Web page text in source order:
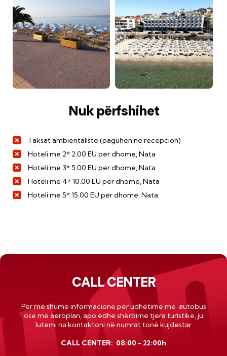
Nuk përfshihet
Taksat ambientaliste (paguhen ne recepcion)
Hoteli me 2* 2.00 EU per dhome, Nata
Hoteli me 3* 5.00 EU per dhome, Nata
Hoteli me 4* 10.00 EU per dhome, Nata
Hoteli me 5* 15.00 EU per dhome, Nata
CALL CENTER
Për më shumë informacione për udhëtime me autobus
ose me aeroplan , apo edhe shërbime tjera turistike, ju
lutemi na kontaktoni në numrat tonë kujdestar
CALL CENTER: 08:00 - 22:00h